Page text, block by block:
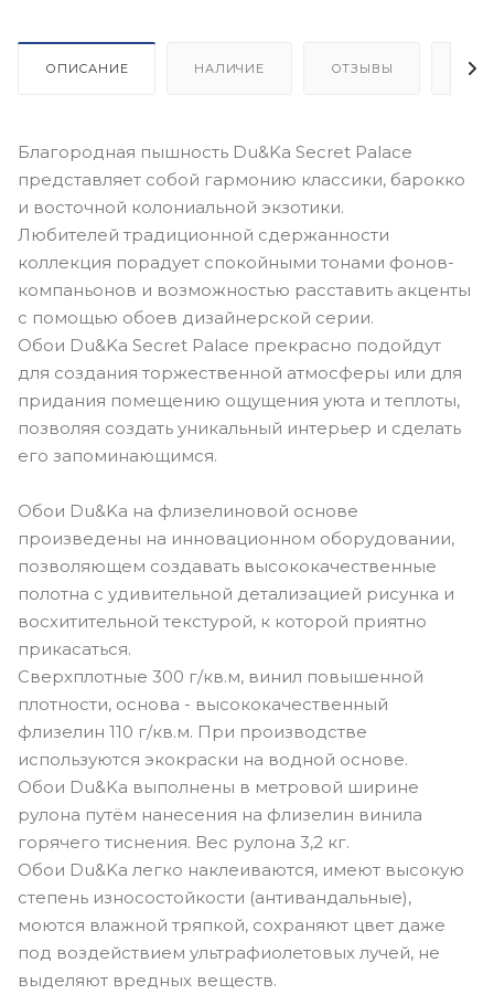
ОПИСАНИЕ НАЛИЧИЕ ОТЗЫВЫ
Благородная пышность Du&Ka Secret Palace
представляет собой гармонию классики, барокко
и восточной колониальной экзотики.
Любителей традиционной сдержанности
коллекция порадует спокойными тонами фонов-
компаньонов и возможностью расставить акценты
с помощью обоев дизайнерской серии.
Обои Du&Ka Secret Palace прекрасно подойдут
для создания торжественной атмосферы или для
придания помещению ощущения уюта и теплоты,
позволяя создать уникальный интерьер и сделать
его запоминающимся.
Обои Du&Ka на флизелиновой основе
произведены на инновационном оборудовании,
позволяющем создавать высококачественные
полотна с удивительной детализацией рисунка и
восхитительной текстурой, к которой приятно
прикасаться.
Сверхплотные 300 г/кв.м, винил повышенной
плотности, основа - высококачественный
флизелин 110 г/кв.м. При производстве
используются экокраски на водной основе.
Обои Du&Ka выполнены в метровой ширине
рулона путём нанесения на флизелин винила
горячего тиснения. Вес рулона 3,2 кг.
Обои Du&Ka легко наклеиваются, имеют высокую
степень износостойкости (антивандальные),
моются влажной тряпкой, сохраняют цвет даже
под воздействием ультрафиолетовых лучей, не
выделяют вредных веществ.